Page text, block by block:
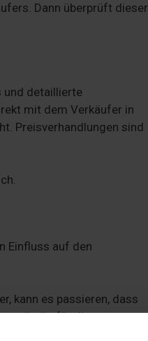
Dann überprüft dieser
und detaillierte
mit dem Verkäufer in
Preisverhandlungen sind
Einfluss auf den
kann es passieren, dass
für die